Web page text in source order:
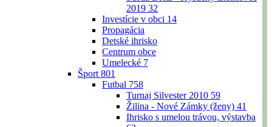
2019 32
Investície v obci 14
Propagácia
Detské ihrisko
Centrum obce
Umelecké 7
Šport 801
Futbal 758
Turnaj Silvester 2010 59
Žilina - Nové Zámky (ženy) 41
Ihrisko s umelou trávou, výstavba